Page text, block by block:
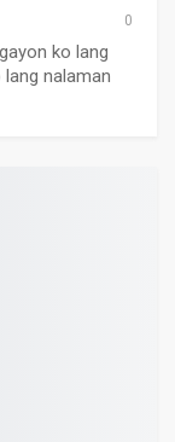
0
ko lang
lang nalaman